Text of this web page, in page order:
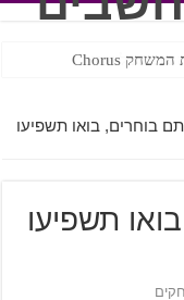
בוחרים, בואו תשפיעו
תשפיעו